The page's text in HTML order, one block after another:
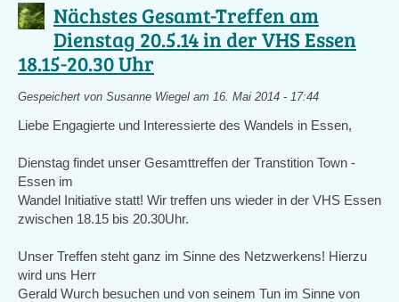
Treffen
findet
am
17.
Juni
Nächstes Gesamt-Treffen am
Dienstag 20.5.14 in der VHS Essen
18.15-20.30 Uhr
Gespeichert von Susanne Wiegel am 16. Mai 2014 - 17:44
Liebe Engagierte und Interessierte des Wandels in Essen,
Dienstag findet unser Gesamttreffen der Transtition Town -
Essen im
Wandel Initiative statt! Wir treffen uns wieder in der VHS Essen
zwischen 18.15 bis 20.30Uhr.
Unser Treffen steht ganz im Sinne des Netzwerkens! Hierzu
wird uns Herr
Gerald Wurch besuchen und von seinem Tun im Sinne von